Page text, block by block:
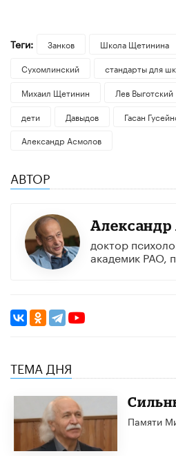
Теги: Занков Школа Щетинина
Сухомлинский
стандарты для
Михаил Щетинин
Лев Выготский
дети
Давыдов Гасан
Александр Асмолов
АВТОР
доктор
академик РАО,
ТЕМА ДНЯ
Памяти